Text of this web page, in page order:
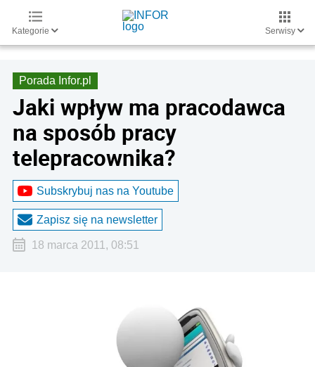
Kategorie Serwisy
Porada Infor.pl
Jaki wpływ ma pracodawca
na sposób pracy
telepracownika?
Subskrybuj nas na Youtube
Zapisz się na newsletter
18 marca 2011, 08:51